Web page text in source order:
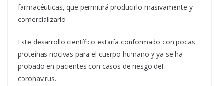
farmacéuticas, que permitirá producirlo masivamente y
comercializarlo.
Este desarrollo científico estaría conformado con pocas
proteínas nocivas para el cuerpo humano y ya se ha
probado en pacientes con casos de riesgo del
coronavirus.